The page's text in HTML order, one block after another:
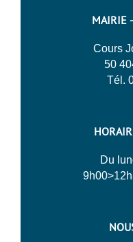
MAIRIE
Cours
50
Tél.
Du